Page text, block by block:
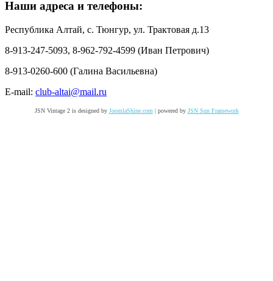
Наши адреса и телефоны:
Республика Алтай, с. Тюнгур, ул. Трактовая д.13
8-913-247-5093, 8-962-792-4599 (Иван Петрович)
8-913-0260-600 (Галина Васильевна)
E-mail: club-altai@mail.ru
JSN Vintage 2 is designed by JoomlaShine.com | powered by JSN Sun Framework